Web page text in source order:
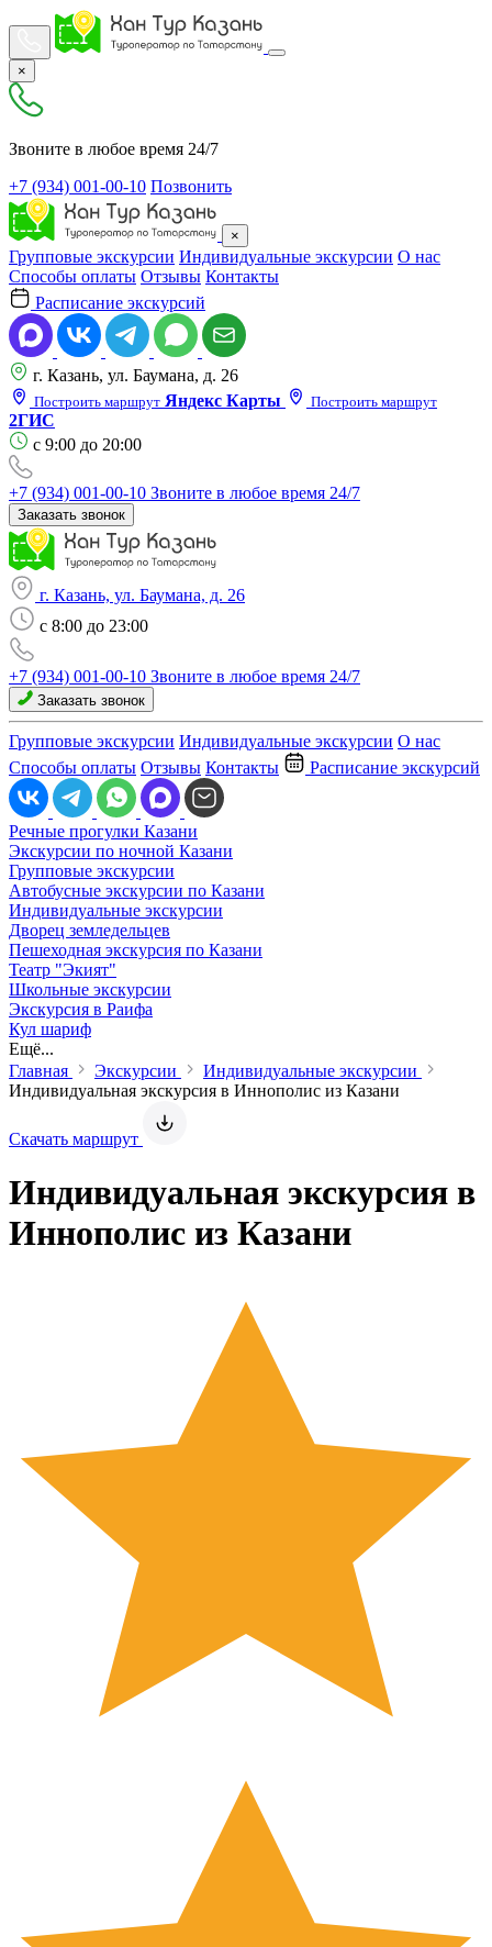
×
Звоните в любое время 24/7
+7 (934) 001-00-10 Позвонить
×
Групповые экскурсии Индивидуальные экскурсии О нас
Способы оплаты Отзывы Контакты
Расписание экскурсий
г. Казань, ул. Баумана, д. 26
Построить маршрут Яндекс Карты Построить маршрут
2ГИС
с 9:00 до 20:00
+7 (934) 001-00-10 Звоните в любое время 24/7
Заказать звонок
г. Казань, ул. Баумана, д. 26
c 8:00 до 23:00
+7 (934) 001-00-10 Звоните в любое время 24/7
Заказать звонок
Групповые экскурсии Индивидуальные экскурсии О нас
Способы оплаты Отзывы Контакты Расписание экскурсий
Речные прогулки Казани
Экскурсии по ночной Казани
Групповые экскурсии
Автобусные экскурсии по Казани
Индивидуальные экскурсии
Дворец земледельцев
Пешеходная экскурсия по Казани
Театр "Экият"
Школьные экскурсии
Экскурсия в Раифа
Кул шариф
Ещё...
Главная
Экскурсии
Индивидуальные экскурсии
Индивидуальная экскурсия в Иннополис из Казани
Скачать маршрут
Индивидуальная экскурсия в
Иннополис из Казани